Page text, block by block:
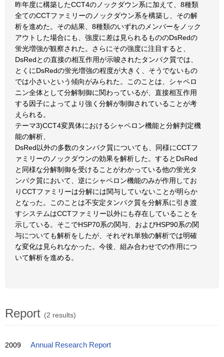
昨年度に構築したCCT4のノックダウン系に加えて、8種類
全てのCCTファミリーのノックダウン系を構築し、その解
析を進めた。その結果、8種類のいずれのメンバーをノック
アウトした場合にも、強度に差は見られるもののDsRedの
蛍光増強が観察された。さらにその強度に注目すると、
DsRedとの直接の相互作用が示唆されたタンパク質では、
とくにDsRedの蛍光増強の程度が大きく、そうでないもの
では小さいという傾向がみられた。このことは、シャペロ
ニン全体として分解制御に関わっているが、直接相互作用
する因子によってより強く分解が制御されていることが考
えられる。
テーマ3)CCT4変異体におけるシャペロン機能と分解判定機
能の解析、
DsRed以外の多数のタンパク質についても、同様にCCTフ
ァミリーのノックダウンの効果を解析した。するとDsRed
と同様な分解制御を受けることがわかっている他の蛍光タ
ンパク質において、逆にシャペロン機能のみが作用してお
りCCTファミリーは分解には関与していないことが明らか
となった。このことは不安定タンパク質を分解系に引き渡
すシステムはCCTファミリー以外にも存在していることを
示している。そこでHSP70系の関与、およびHSP90系の関
与についても解析をしたが、それぞれ単独の解析では明確
な変化は見られなかった。今後、組み合わせでの作用につ
いて解析を進める。
Report (2 results)
2009 Annual Research Report